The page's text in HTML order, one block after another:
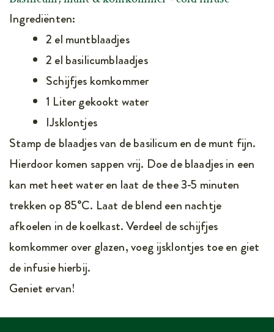
Ingrediënten:
2 el muntblaadjes
2 el basilicumblaadjes
Schijfjes komkommer
1 Liter gekookt water
IJsklontjes
Stamp de blaadjes van de basilicum en de munt fijn.
Hierdoor komen sappen vrij. Doe de blaadjes in een
kan met heet water en laat de thee 3-5 minuten
trekken op 85°C. Laat de blend een nachtje
afkoelen in de koelkast. Verdeel de schijfjes
komkommer over glazen, voeg ijsklontjes toe en giet
de infusie hierbij.
Geniet ervan!